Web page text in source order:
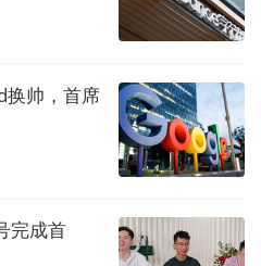
换帅，首席
完成首